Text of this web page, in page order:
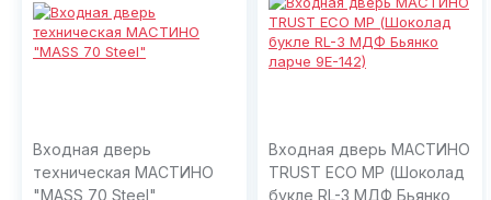
Входная дверь
техническая МАСТИНО
"MASS 70 Steel"
Входная дверь МАСТИНО
TRUST ECO MP (Шоколад
букле RL-3 МДФ Бьянко